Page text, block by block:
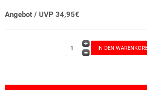
Angebot / UVP 34,95€